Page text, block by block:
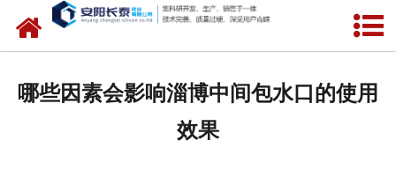
网站首页
哪些因素会影响淄博中间包水口的使用
效果